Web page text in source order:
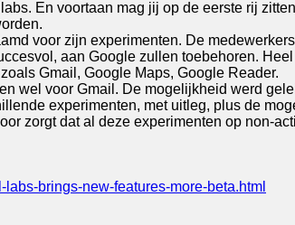
En voortaan mag jij op de eerste rij
voor zijn experimenten. De
aan Google zullen toebehoren.
Gmail, Google Maps, Google Reader.
wel voor Gmail. De mogelijkheid werd
experimenten, met uitleg, plus de
zorgt dat al deze experimenten op non-
brings-new-features-more-beta.html